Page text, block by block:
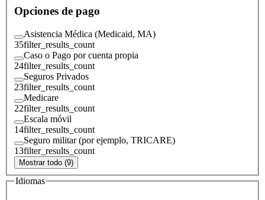
Opciones de pago
Asistencia Médica (Medicaid, MA)
35filter_results_count
Caso o Pago por cuenta propia
24filter_results_count
Seguros Privados
23filter_results_count
Medicare
22filter_results_count
Escala móvil
14filter_results_count
Seguro militar (por ejemplo, TRICARE)
13filter_results_count
Mostrar todo (9)
Idiomas